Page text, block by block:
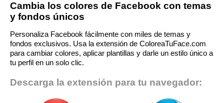
Cambia los colores de Facebook con temas
y fondos únicos
Personaliza Facebook fácilmente con miles de temas y
fondos exclusivos. Usa la extensión de ColoreaTuFace.com
para cambiar colores, aplicar plantillas y darle un estilo único a
tu perfil en un solo clic.
Descarga la extensión para tu navegador: